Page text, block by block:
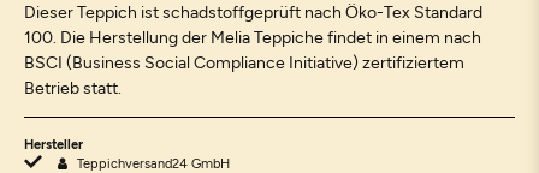
Dieser Teppich ist schadstoffgeprüft nach Öko-Tex Standard
100. Die Herstellung der Melia Teppiche findet in einem nach
BSCI (Business Social Compliance Initiative) zertifiziertem
Betrieb statt.
Hersteller
Teppichversand24 GmbH